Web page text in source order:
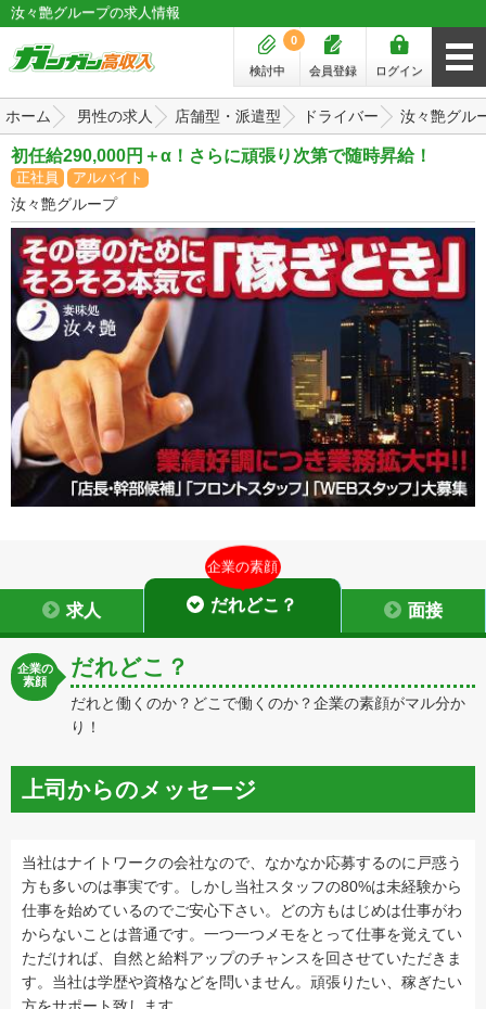
汝々艶グループの求人情報
ログイン
会員登録
検討中
0
ホーム 男性の求人 店舗型・派遣型 ドライバー 汝々艶グル
初任給290,000円＋α！さらに頑張り次第で随時昇給！
正社員 アルバイト
汝々艶グループ
求人
企業の素顔
だれどこ？ 面接
企業の
素顔
だれどこ？
だれと働くのか？どこで働くのか？企業の素顔がマル分か
り！
上司からのメッセージ
当社はナイトワークの会社なので、なかなか応募するのに戸惑う
方も多いのは事実です。しかし当社スタッフの80%は未経験から
仕事を始めているのでご安心下さい。どの方もはじめは仕事がわ
からないことは普通です。一つ一つメモをとって仕事を覚えてい
ただければ、自然と給料アップのチャンスを回させていただきま
す。当社は学歴や資格などを問いません。頑張りたい、稼ぎたい
方をサポート致します。